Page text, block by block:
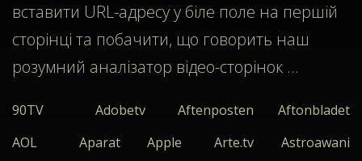
вставити URL-адресу у біле поле на першій
сторінці та побачити, що говорить наш
розумний аналізатор відео-сторінок ...
90TV Adobetv Aftenposten
Aftonbladet
AOL
Aparat Apple Arte.tv
Astroawani